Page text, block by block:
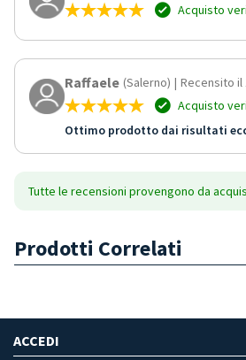
Acquisto
Raffaele (Salerno) | Recensito il
Acquisto
Ottimo prodotto dai risultati
Tutte le recensioni provengono da
Prodotti Correlati
ACCEDI